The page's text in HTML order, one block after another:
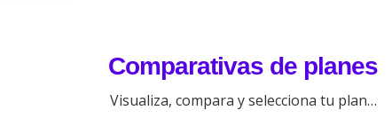
Comparativas de planes
Visualiza, compara y selecciona tu plan…